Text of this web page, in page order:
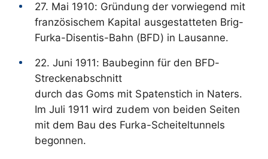
27. Mai 1910: Gründung der vorwiegend mit
französischem Kapital ausgestatteten Brig-
Furka-Disentis-Bahn (BFD) in Lausanne.
22. Juni 1911: Baubeginn für den BFD-
Streckenabschnitt
durch das Goms mit Spatenstich in Naters.
Im Juli 1911 wird zudem von beiden Seiten
mit dem Bau des Furka-Scheiteltunnels
begonnen.